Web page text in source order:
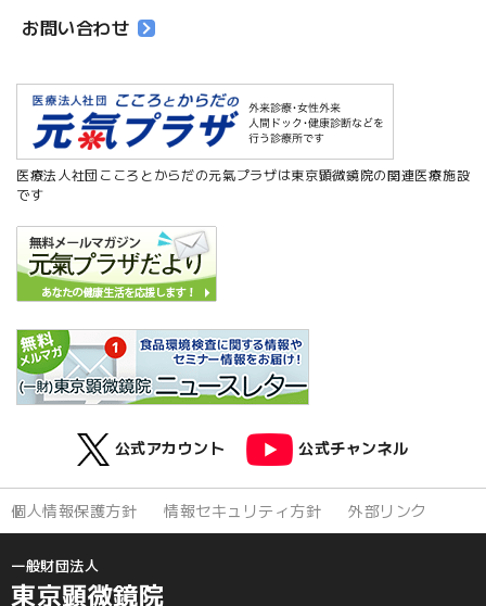
お問い合わせ
医療法人社団こころとからだの元氣プラザは東京顕微鏡院の関連医療施設
です
公式アカウント 公式チャンネル
個人情報保護方針 情報セキュリティ方針 外部リンク
一般財団法人
東京顕微鏡院